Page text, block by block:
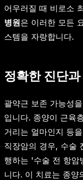
어우러질 때 비로소
병원은 이러한 모든
스템을 자랑합니다.
정확한 진단
괄약근 보존 가능성
입니다. 종양이 근육
거리는 얼마인지 등
직장암의 경우, 수술
행하는 '수술 전 항암
니다. 이 치료는 종양